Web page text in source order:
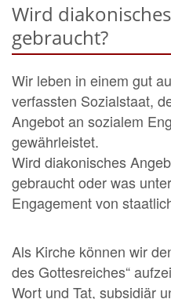
Wird
gebraucht?
Wir leben in einem gut
verfassten Sozialstaat,
Angebot an sozialem
gewährleistet.
Wird diakonisches
gebraucht oder was
Engagement von
Als Kirche können wir
des Gottesreiches“
Wort und Tat, subsidiär